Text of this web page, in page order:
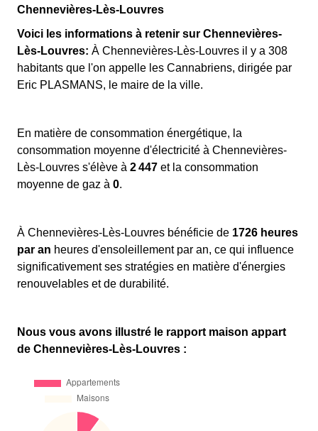
Chennevières-Lès-Louvres
Voici les informations à retenir sur Chennevières-
Lès-Louvres: À Chennevières-Lès-Louvres il y a 308
habitants que l'on appelle les Cannabriens, dirigée par
Eric PLASMANS, le maire de la ville.
En matière de consommation énergétique, la
consommation moyenne d'électricité à Chennevières-
Lès-Louvres s'élève à 2 447 et la consommation
moyenne de gaz à 0.
À Chennevières-Lès-Louvres bénéficie de 1726 heures
par an heures d'ensoleillement par an, ce qui influence
significativement ses stratégies en matière d'énergies
renouvelables et de durabilité.
Nous vous avons illustré le rapport maison appart
de Chennevières-Lès-Louvres :